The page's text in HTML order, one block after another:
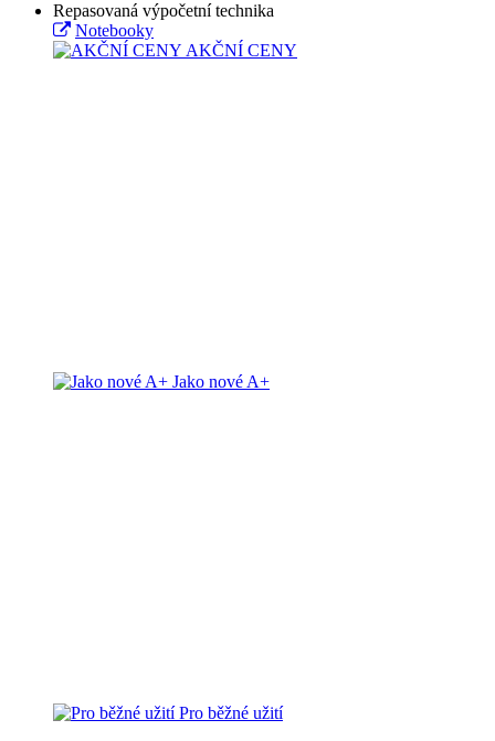
Repasovaná výpočetní technika
Notebooky
AKČNÍ CENY
Jako nové A+
Pro běžné užití